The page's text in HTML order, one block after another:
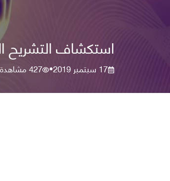
استكشاف التشريح
17 سبتمبر 2019 •
427مشاهدة